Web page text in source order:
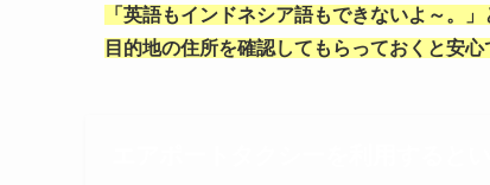
「英語もインドネシア語もできないよ～。
目的地の住所を確認してもらっておくと安心